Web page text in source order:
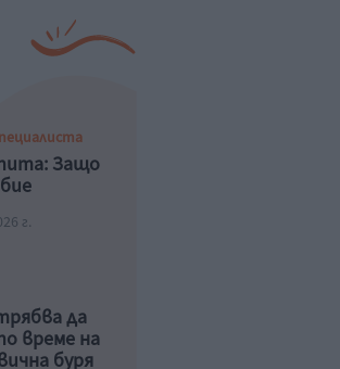
Защо
г.
да
време на
буря